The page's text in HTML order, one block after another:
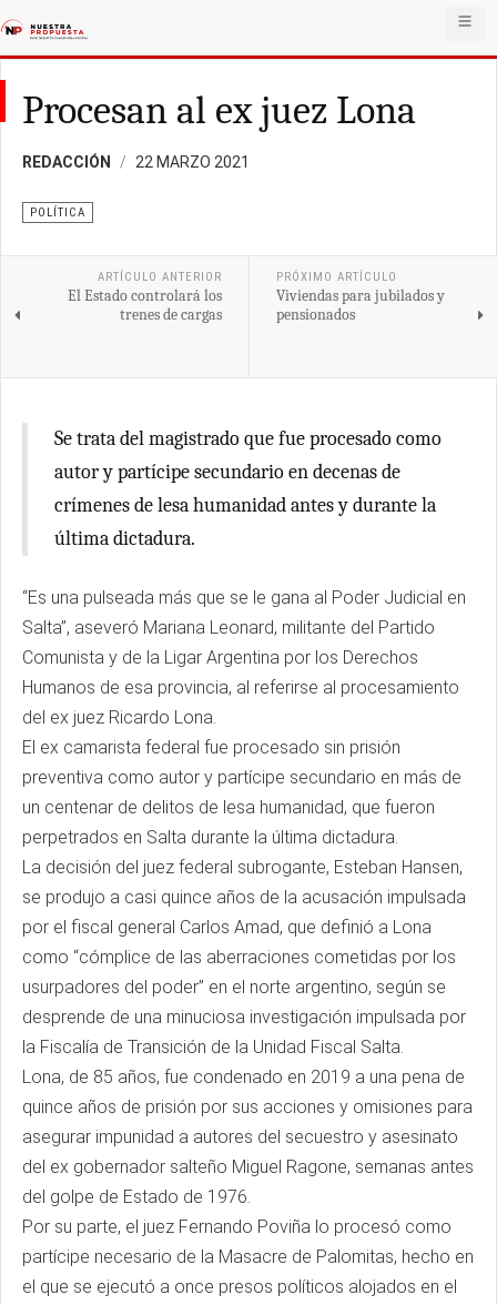
Procesan al ex juez Lona
REDACCIÓN 22 MARZO 2021
POLÍTICA
ARTÍCULO ANTERIOR
El Estado controlará los
trenes de cargas
PRÓXIMO ARTÍCULO
Viviendas para jubilados y
pensionados
Se trata del magistrado que fue procesado como
autor y partícipe secundario en decenas de
crímenes de lesa humanidad antes y durante la
última dictadura.
“Es una pulseada más que se le gana al Poder Judicial en
Salta”, aseveró Mariana Leonard, militante del Partido
Comunista y de la Ligar Argentina por los Derechos
Humanos de esa provincia, al referirse al procesamiento
del ex juez Ricardo Lona.
El ex camarista federal fue procesado sin prisión
preventiva como autor y partícipe secundario en más de
un centenar de delitos de lesa humanidad, que fueron
perpetrados en Salta durante la última dictadura.
La decisión del juez federal subrogante, Esteban Hansen,
se produjo a casi quince años de la acusación impulsada
por el fiscal general Carlos Amad, que definió a Lona
como “cómplice de las aberraciones cometidas por los
usurpadores del poder” en el norte argentino, según se
desprende de una minuciosa investigación impulsada por
la Fiscalía de Transición de la Unidad Fiscal Salta.
Lona, de 85 años, fue condenado en 2019 a una pena de
quince años de prisión por sus acciones y omisiones para
asegurar impunidad a autores del secuestro y asesinato
del ex gobernador salteño Miguel Ragone, semanas antes
del golpe de Estado de 1976.
Por su parte, el juez Fernando Poviña lo procesó como
partícipe necesario de la Masacre de Palomitas, hecho en
el que se ejecutó a once presos políticos alojados en el